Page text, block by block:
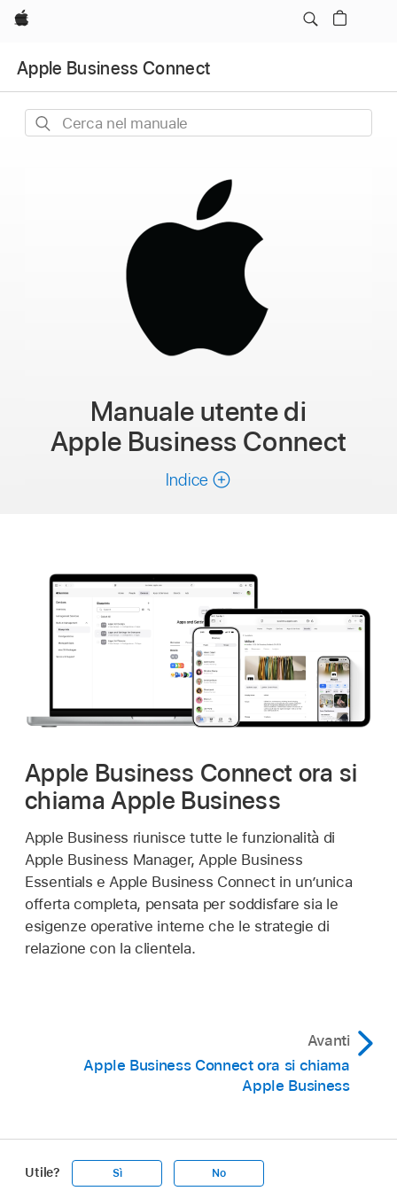
Apple
Apple Business Connect
Cerca
Manuale utentedi
Apple Business Connect
Indice
Apple Business Connect ora si
chiama Apple Business
Apple Business riunisce tutte le funzionalità di
Apple Business Manager, Apple Business
Essentials e Apple Business Connect in un’unica
offerta completa, pensata per soddisfare sia le
esigenze operative interne che le strategie di
relazione con la clientela.
Avanti
Apple Business Connect ora si chiama
Apple Business
Utile? Sì No